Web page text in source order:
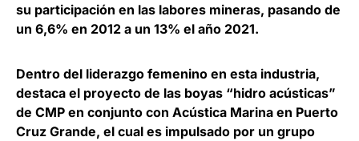
su participación en las labores mineras, pasando de
un 6,6% en 2012 a un 13% el año 2021.
Dentro del liderazgo femenino en esta industria,
destaca el proyecto de las boyas “hidro acústicas”
de CMP en conjunto con Acústica Marina en Puerto
Cruz Grande, el cual es impulsado por un grupo